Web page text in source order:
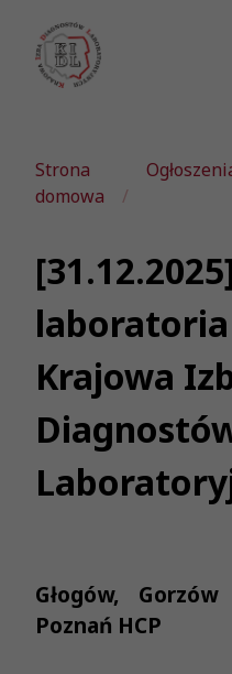
Strona
domowa
laboratoria
Krajowa
Głogów,
Poznań HCP